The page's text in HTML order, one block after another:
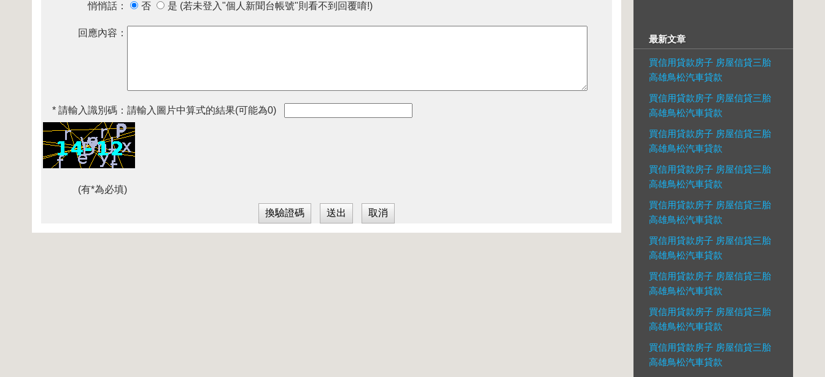
悄悄話： 否 是 (若未登入"個人新聞台帳號"則看不到回覆唷!)
回應內容：
* 請輸入識別碼： 請輸入圖片中算式的結果(可能為0)
(有*為必填)
最新文章
買信用貸款房子 房屋信貸三胎
高雄鳥松汽車貸款
買信用貸款房子 房屋信貸三胎
高雄鳥松汽車貸款
買信用貸款房子 房屋信貸三胎
高雄鳥松汽車貸款
買信用貸款房子 房屋信貸三胎
高雄鳥松汽車貸款
買信用貸款房子 房屋信貸三胎
高雄鳥松汽車貸款
買信用貸款房子 房屋信貸三胎
高雄鳥松汽車貸款
買信用貸款房子 房屋信貸三胎
高雄鳥松汽車貸款
買信用貸款房子 房屋信貸三胎
高雄鳥松汽車貸款
買信用貸款房子 房屋信貸三胎
高雄鳥松汽車貸款